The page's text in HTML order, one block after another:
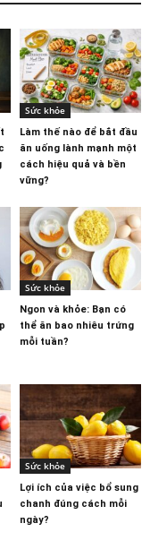
Sức khỏe
Làm thế nào để bắt đầu
ăn uống lành mạnh một
cách hiệu quả và bền
vững?
Sức khỏe
Ngon và khỏe: Bạn có
thể ăn bao nhiêu trứng
mỗi tuần?
Sức khỏe
Lợi ích của việc bổ sung
chanh đúng cách mỗi
ngày?